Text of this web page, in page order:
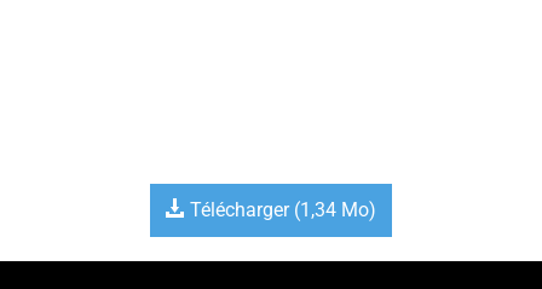
Télécharger (1,34 Mo)